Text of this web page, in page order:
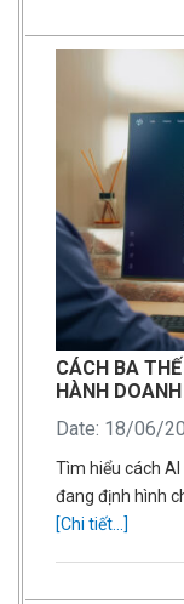
CÁCH BA
HÀNH
Date: 18/06/
Tìm hiểu cách
đang định hình
[Chi tiết...]